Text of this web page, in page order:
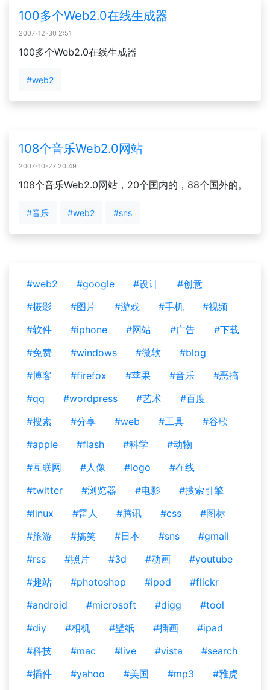
100多个Web2.0在线生成器
2007-12-30 2:51
100多个Web2.0在线生成器
#web2
108个音乐Web2.0网站
2007-10-27 20:49
108个音乐Web2.0网站，20个国内的，88个国外的。
#音乐 #web2 #sns
#web2 #google #设计
#创意
#摄影
#图片 #游戏 #手机
#视频
#软件
#iphone #网站 #广告
#下载
#免费
#windows #微软
#blog
#博客
#firefox #苹果 #音乐
#恶搞
#qq
#wordpress #艺术
#百度
#搜索
#分享 #web #工具
#谷歌
#apple
#flash #科学
#动物
#互联网
#人像 #logo
#在线
#twitter
#浏览器 #电影
#搜索引擎
#linux
#雷人 #腾讯 #css
#图标
#旅游
#搞笑 #日本 #sns
#gmail
#rss
#照片 #3d #动画
#youtube
#趣站
#photoshop #ipod
#flickr
#android
#microsoft #digg
#tool
#diy
#相机 #壁纸 #插画
#ipad
#科技
#mac #live #vista
#search
#插件
#yahoo #美国 #mp3
#雅虎